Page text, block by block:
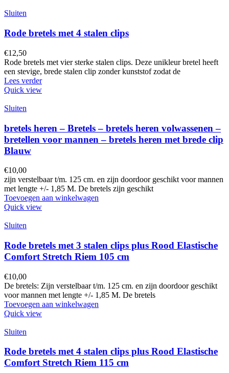
Sluiten
Rode bretels met 4 stalen clips
€12,50
Rode bretels met vier sterke stalen clips. Deze unikleur bretel heeft
een stevige, brede stalen clip zonder kunststof zodat de
Lees verder
Quick view
Sluiten
bretels heren – Bretels – bretels heren volwassenen –
bretellen voor mannen – bretels heren met brede clip
Blauw
€10,00
zijn verstelbaar t/m. 125 cm. en zijn doordoor geschikt voor mannen
met lengte +/- 1,85 M. De bretels zijn geschikt
Toevoegen aan winkelwagen
Quick view
Sluiten
Rode bretels met 3 stalen clips plus Rood Elastische
Comfort Stretch Riem 105 cm
€10,00
De bretels: Zijn verstelbaar t/m. 125 cm. en zijn doordoor geschikt
voor mannen met lengte +/- 1,85 M. De bretels
Toevoegen aan winkelwagen
Quick view
Sluiten
Rode bretels met 4 stalen clips plus Rood Elastische
Comfort Stretch Riem 115 cm